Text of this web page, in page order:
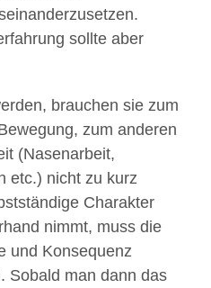
sollte aber
brauchen sie zum
zum anderen
(Nasenarbeit,
etc.) nicht zu kurz
Charakter
nimmt, muss die
und Konsequenz
Sobald man dann das